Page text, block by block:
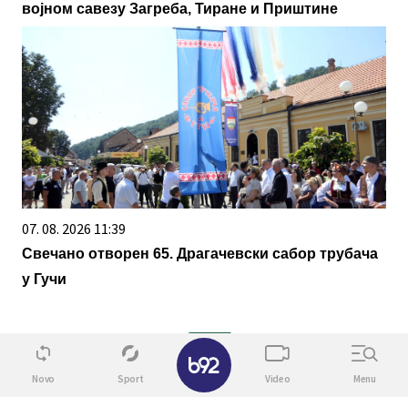
војном савезу Загреба, Тиране и Приштине
07. 08. 2026 11:39
Свечано отворен 65. Драгачевски сабор трубача
у Гучи
Novo Sport Video Menu
✕